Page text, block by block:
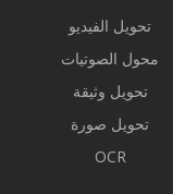
تحويل الفيديو
محول الصوتيات
تحويل وثيقة
تحويل صورة
OCR